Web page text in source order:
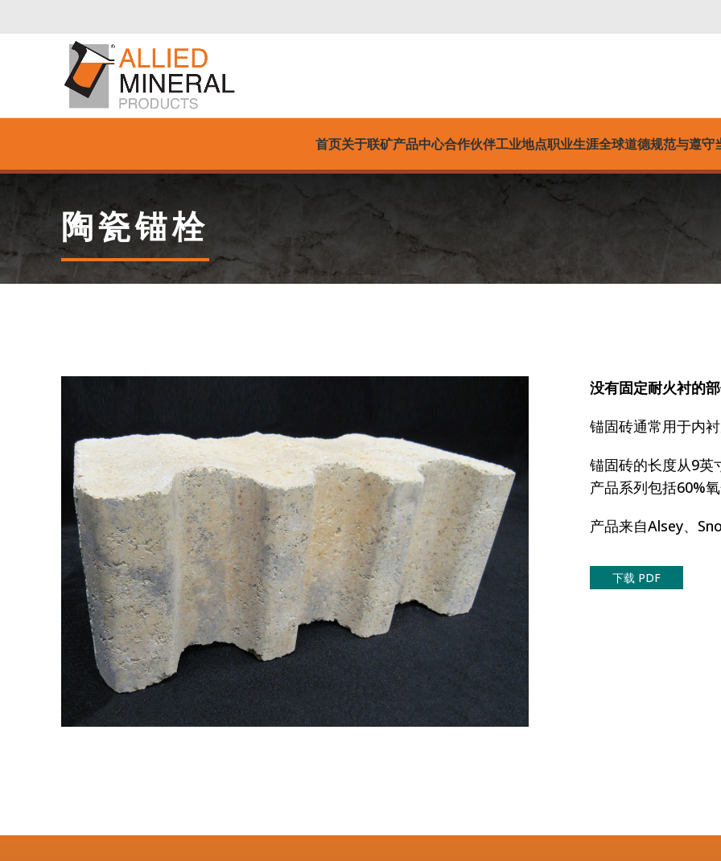
首页关于联矿产品中心合作伙伴工业地点职业生涯全球道德规范与遵守
陶瓷锚栓
没有固定耐火衬的
锚固砖通常用于内
锚固砖的长度从9英
产品系列包括60%
产品来自Alsey、
下载 PDF